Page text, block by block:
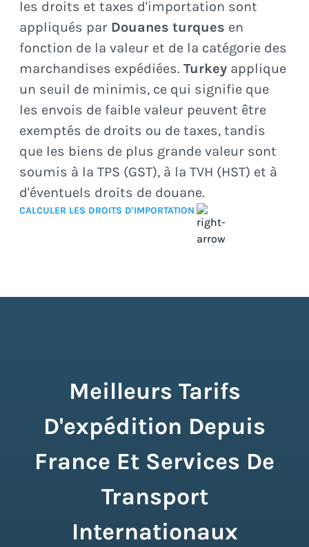
les droits et taxes d'importation sont
appliqués par Douanes turques en
fonction de la valeur et de la catégorie des
marchandises expédiées. Turkey applique
un seuil de minimis, ce qui signifie que
les envois de faible valeur peuvent être
exemptés de droits ou de taxes, tandis
que les biens de plus grande valeur sont
soumis à la TPS (GST), à la TVH (HST) et à
d'éventuels droits de douane.
CALCULER LES DROITS D'IMPORTATION
Meilleurs Tarifs
D'expédition Depuis
France Et Services De
Transport
Internationaux